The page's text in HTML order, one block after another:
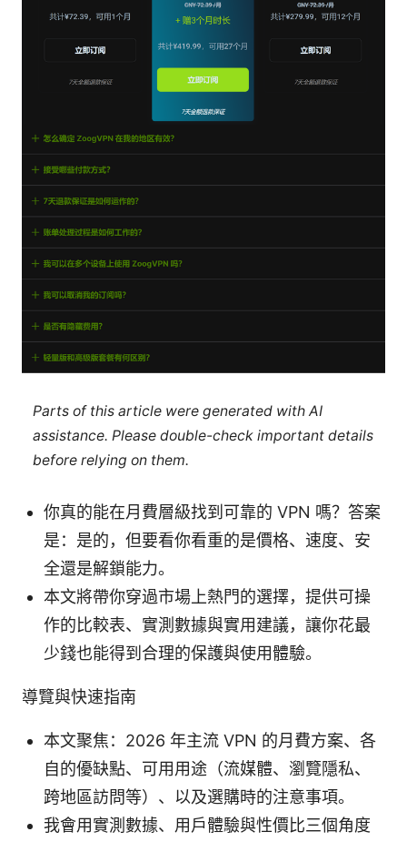
Parts of this article were generated with AI
assistance. Please double-check important details
before relying on them.
你真的能在月費層級找到可靠的 VPN 嗎？答案
是：是的，但要看你看重的是價格、速度、安
全還是解鎖能力。
本文將帶你穿過市場上熱門的選擇，提供可操
作的比較表、實測數據與實用建議，讓你花最
少錢也能得到合理的保護與使用體驗。
導覽與快速指南
本文聚焦：2026 年主流 VPN 的月費方案、各
自的優缺點、可用用途（流媒體、瀏覽隱私、
跨地區訪問等）、以及選購時的注意事項。
我會用實測數據、用戶體驗與性價比三個角度